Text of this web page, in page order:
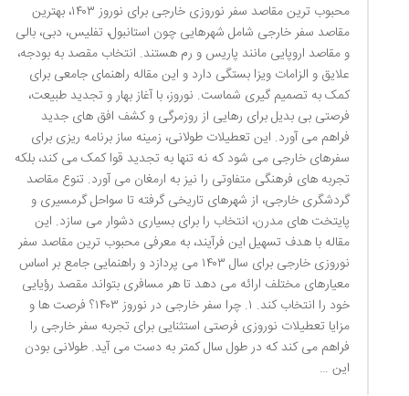
محبوب ترین مقاصد سفر نوروزی خارجی برای نوروز ۱۴۰۳، بهترین
مقاصد سفر خارجی شامل شهرهایی چون استانبول، تفلیس، دبی، بالی
و مقاصد اروپایی مانند پاریس و رم هستند. انتخاب مقصد به بودجه،
علایق و الزامات ویزا بستگی دارد و این مقاله راهنمای جامعی برای
کمک به تصمیم گیری شماست. نوروز، با آغاز بهار و تجدید طبیعت،
فرصتی بی بدیل برای رهایی از روزمرگی و کشف افق های جدید
فراهم می آورد. این تعطیلات طولانی، زمینه ساز برنامه ریزی برای
سفرهای خارجی می شود که نه تنها به تجدید قوا کمک می کند، بلکه
تجربه های فرهنگی متفاوتی را نیز به ارمغان می آورد. تنوع مقاصد
گردشگری خارجی، از شهرهای تاریخی گرفته تا سواحل گرمسیری و
پایتخت های مدرن، انتخاب را برای بسیاری دشوار می سازد. این
مقاله با هدف تسهیل این فرآیند، به معرفی محبوب ترین مقاصد سفر
نوروزی خارجی برای سال ۱۴۰۳ می پردازد و راهنمایی جامع بر اساس
معیارهای مختلف ارائه می دهد تا هر مسافری بتواند مقصد رؤیایی
خود را انتخاب کند. ۱. چرا سفر خارجی در نوروز ۱۴۰۳؟ فرصت ها و
مزایا تعطیلات نوروزی فرصتی استثنایی برای تجربه سفر خارجی را
فراهم می کند که در طول سال کمتر به دست می آید. طولانی بودن
این …